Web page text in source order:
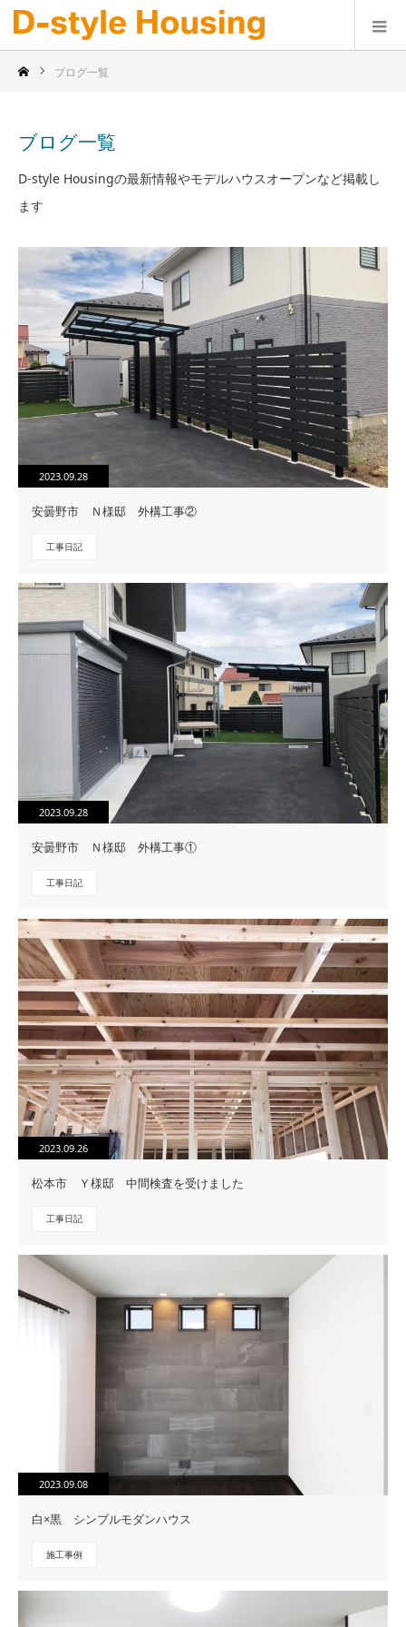
ブログ一覧
ブログ一覧
D-style Housingの最新情報やモデルハウスオープンなど掲載し
ます
2023.09.28
安曇野市 Ｎ様邸 外構工事②
工事日記
2023.09.28
安曇野市 Ｎ様邸 外構工事①
工事日記
2023.09.26
松本市 Ｙ様邸 中間検査を受けました
工事日記
2023.09.08
白×黒 シンプルモダンハウス
施工事例